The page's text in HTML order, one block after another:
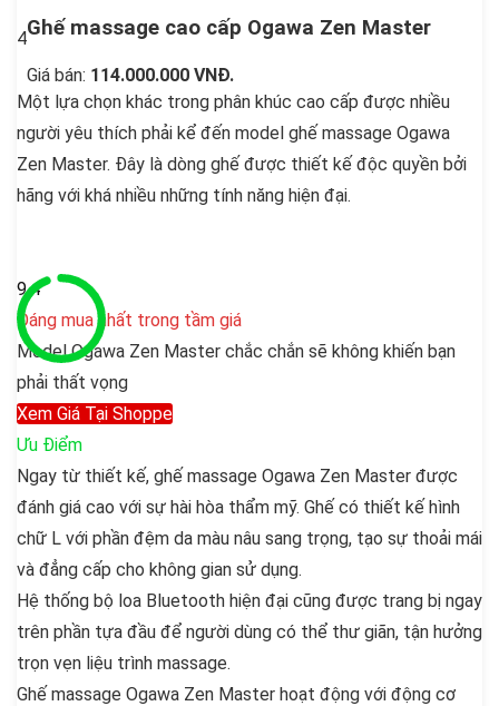
4Ghế massage cao cấp Ogawa Zen Master
Giá bán: 114.000.000 VNĐ.
Một lựa chọn khác trong phân khúc cao cấp được nhiều
người yêu thích phải kể đến model ghế massage Ogawa
Zen Master. Đây là dòng ghế được thiết kế độc quyền bởi
hãng với khá nhiều những tính năng hiện đại.
9.4
Đáng mua nhất trong tầm giá
Model Ogawa Zen Master chắc chắn sẽ không khiến bạn
phải thất vọng
Xem Giá Tại Shoppe
Ưu Điểm
Ngay từ thiết kế, ghế massage Ogawa Zen Master được
đánh giá cao với sự hài hòa thẩm mỹ. Ghế có thiết kế hình
chữ L với phần đệm da màu nâu sang trọng, tạo sự thoải mái
và đẳng cấp cho không gian sử dụng.
Hệ thống bộ loa Bluetooth hiện đại cũng được trang bị ngay
trên phần tựa đầu để người dùng có thể thư giãn, tận hưởng
trọn vẹn liệu trình massage.
Ghế massage Ogawa Zen Master hoạt động với động cơ